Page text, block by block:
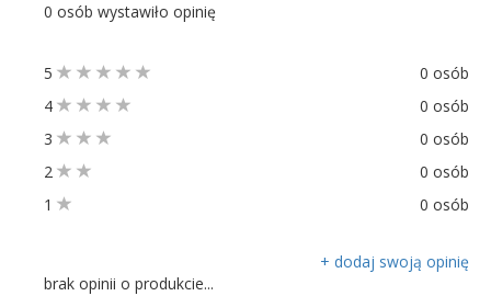
0 osób wystawiło opinię
5
0 osób
4
0 osób
3
0 osób
2
0 osób
1
0 osób
+ dodaj swoją opinię
brak opinii o produkcie...